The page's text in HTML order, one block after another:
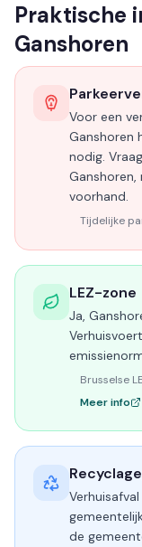
Praktische
Ganshoren
Voor een
Ganshoren
nodig.
voorhand.
Tijdelijke
LEZ-zone
Ja,
Brusselse
Meer info
de